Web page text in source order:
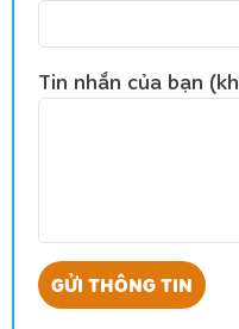
Tin nhắn của bạn